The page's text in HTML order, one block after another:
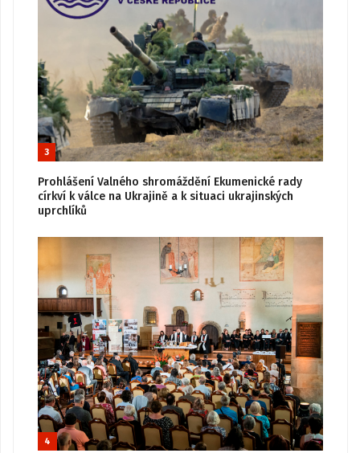
3
Prohlášení Valného shromáždění Ekumenické rady
církví k válce na Ukrajině a k situaci ukrajinských
uprchlíků
4